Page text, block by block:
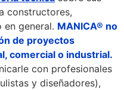
constructores,
general. MANICA® no
de proyectos
comercial o industrial.
con profesionales
y diseñadores),